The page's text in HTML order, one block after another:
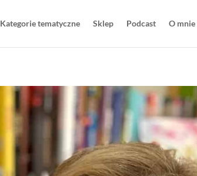
Kategorie tematyczne Sklep Podcast O mnie